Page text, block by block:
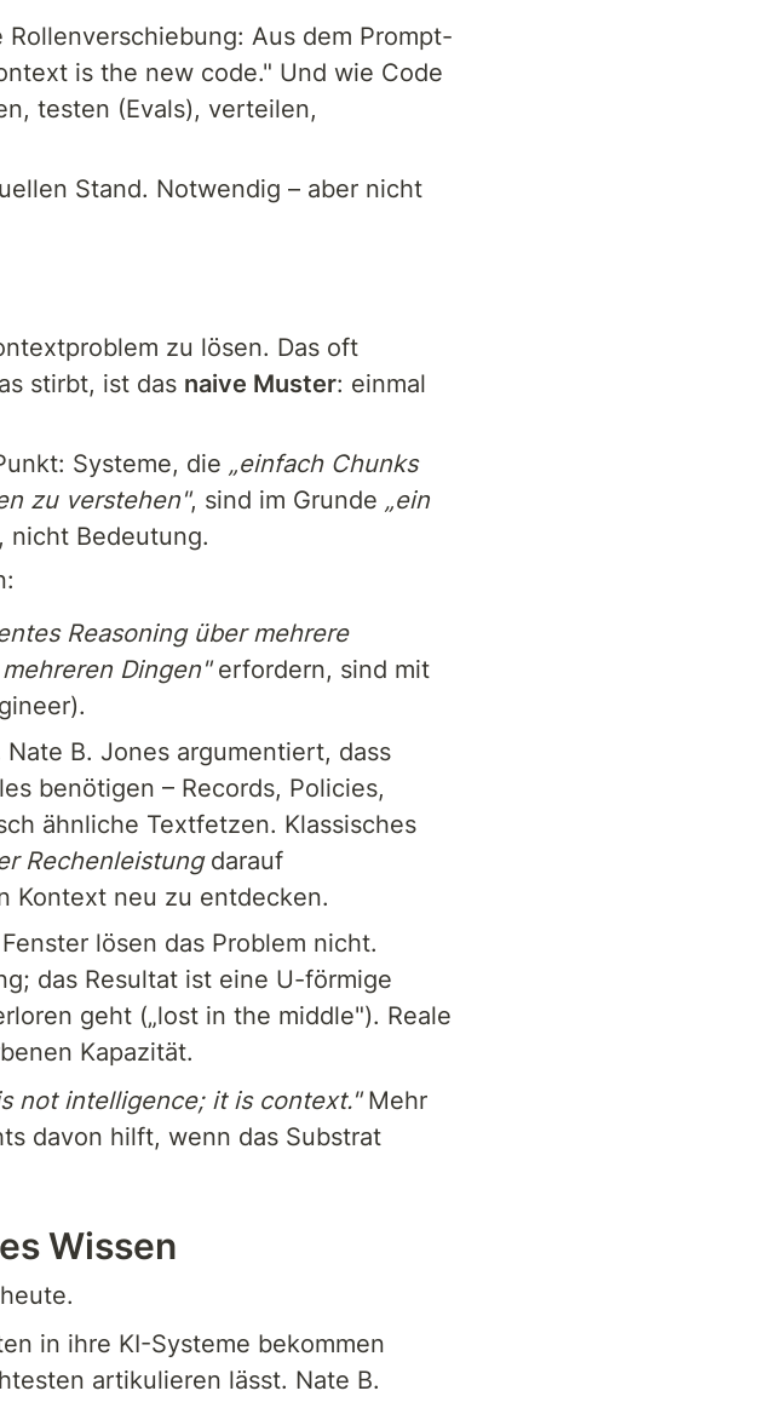
Aus dem Prompt-
is the new code." Und wie Code
testen (Evals), verteilen,
Stand. Notwendig – aber nicht
zu lösen. Das oft
stirbt, ist das naive Muster: einmal
Systeme, die „einfach Chunks
zu verstehen", sind im Grunde „ein
nicht Bedeutung.
Reasoning über mehrere
Dingen" erfordern, sind mit
Nate B. Jones argumentiert, dass
benötigen – Records, Policies,
ähnliche Textfetzen. Klassisches
Rechenleistung darauf
Kontext neu zu entdecken.
lösen das Problem nicht.
das Resultat ist eine U-förmige
geht („lost in the middle"). Reale
Kapazität.
not intelligence; it is context." Mehr
davon hilft, wenn das Substrat
Wissen
in ihre KI-Systeme bekommen
artikulieren lässt. Nate B.